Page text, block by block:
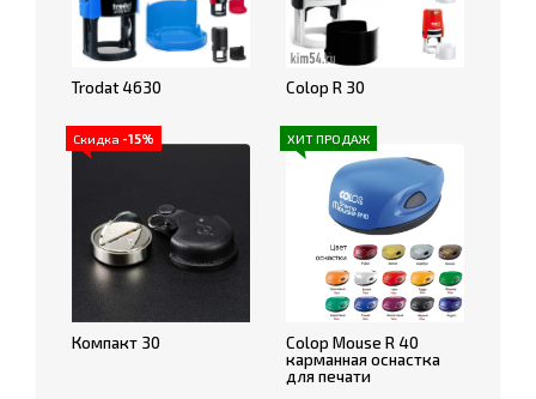
Trodat 4630 Colop R 30
Скидка -15%
Компакт 30
ХИТ ПРОДАЖ
Colop Mouse R 40
карманная оснастка
для печати